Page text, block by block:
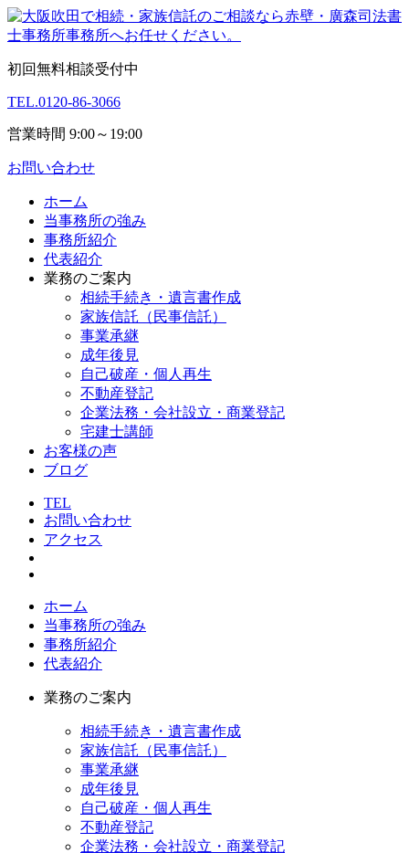
初回無料相談受付中
TEL.0120-86-3066
営業時間 9:00～19:00
お問い合わせ
ホーム
当事務所の強み
事務所紹介
代表紹介
業務のご案内
相続手続き・遺言書作成
家族信託（民事信託）
事業承継
成年後見
自己破産・個人再生
不動産登記
企業法務・会社設立・商業登記
宅建士講師
お客様の声
ブログ
TEL
お問い合わせ
アクセス
ホーム
当事務所の強み
事務所紹介
代表紹介
業務のご案内
相続手続き・遺言書作成
家族信託（民事信託）
事業承継
成年後見
自己破産・個人再生
不動産登記
企業法務・会社設立・商業登記